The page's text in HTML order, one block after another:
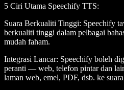
5 Ciri Utama Speechify TTS:
Suara Berkualiti Tinggi: Speechify
berkualiti tinggi dalam pelbagai
mudah faham.
Integrasi Lancar: Speechify boleh
peranti — web, telefon pintar dan
laman web, emel, PDF, dsb. ke